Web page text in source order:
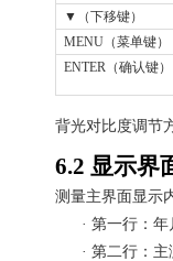
▼
（下移键）
MENU （菜单键）
ENTER （确认键）
背光对比度调节
6.2 显示界
测量主界面显示
· 第一行：年
· 第二行：主